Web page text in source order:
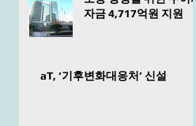
자금 4,717억원 지원
aT, ‘기후변화대응처’ 신설